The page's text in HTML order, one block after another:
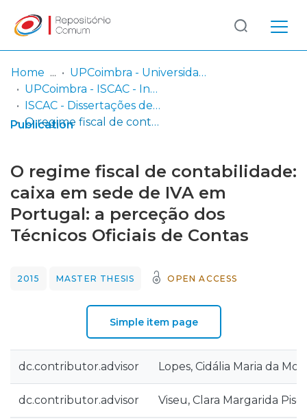
Communities
& Collections
Statistics
Log
In
(current)
Home
UPCoimbra - Universidade Politécnica de Coimbra
UPCoimbra - ISCAC - Instituto Superior de Contabilidade e Administração de Coimbra
ISCAC - Dissertações de Mestrado
O regime fiscal de contabilidade: caixa em sede de IVA em Portugal: a perceção dos Técnicos Oficiais de Contas
Publication
O regime fiscal de contabilidade:
caixa em sede de IVA em
Portugal: a perceção dos
Técnicos Oficiais de Contas
2015 MASTER THESIS OPEN ACCESS
Simple item page
dc.contributor.advisor Lopes, Cidália Maria da
dc.contributor.advisor Viseu, Clara Margarida